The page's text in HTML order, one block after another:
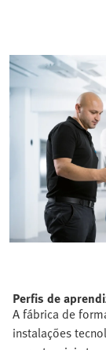
Perfis de
A fábrica de
instalações